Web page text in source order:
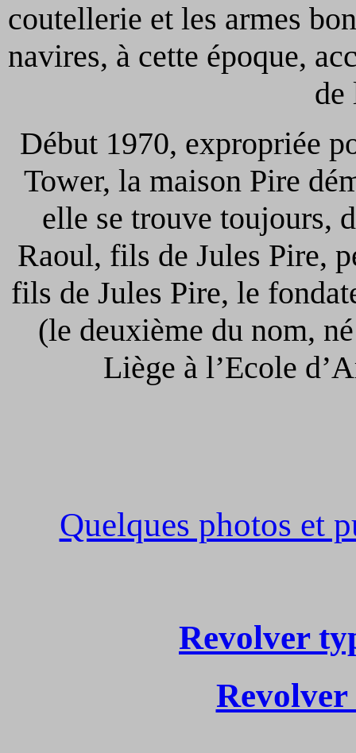
coutellerie et les armes
navires, à cette époque,
de
Début 1970, expropriée
Tower, la maison Pire
elle se trouve toujours,
Raoul, fils de Jules Pire,
fils de Jules Pire, le
(le deuxième du nom,
Liège à l’Ecole
Quelques photos et
Revolver